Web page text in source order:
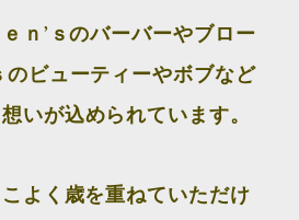
ｎ’ｓのバーバーやブロー
ビューティーやボブなど
いが込められています。
よく歳を重ねていただけ